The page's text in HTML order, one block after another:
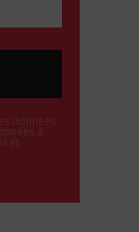
données
à
et